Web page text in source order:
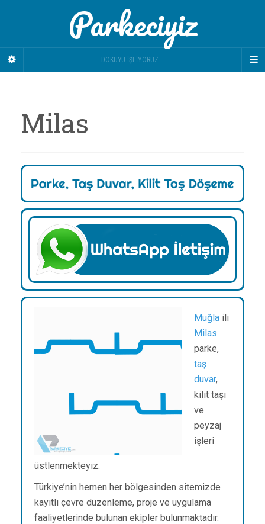
Parkeciyiz
DOKUYU İŞLIYORUZ...
Milas
Muğla ili
Milas
parke,
taş
duvar,
kilit taşı
ve
peyzaj
işleri
üstlenmekteyiz.
Türkiye’nin hemen her bölgesinden sitemizde
kayıtlı çevre düzenleme, proje ve uygulama
faaliyetlerinde bulunan ekipler bulunmaktadır.